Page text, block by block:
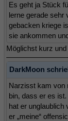
Es geht ja Stück
lerne gerade sehr
gebacken kriege
sie ankommen
Möglichst kurz
DarkMoon
Narzisst kam von
bin, dass er es
hat er unglaublich
er „meine“